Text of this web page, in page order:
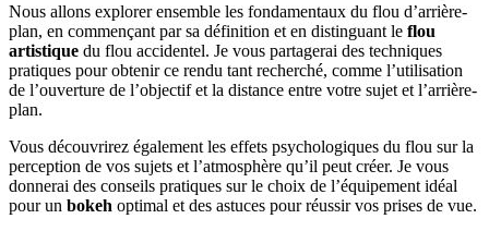
Nous allons explorer ensemble les fondamentaux du flou d’arrière-
plan, en commençant par sa définition et en distinguant le flou
artistique du flou accidentel. Je vous partagerai des techniques
pratiques pour obtenir ce rendu tant recherché, comme l’utilisation
de l’ouverture de l’objectif et la distance entre votre sujet et l’arrière-
plan.
Vous découvrirez également les effets psychologiques du flou sur la
perception de vos sujets et l’atmosphère qu’il peut créer. Je vous
donnerai des conseils pratiques sur le choix de l’équipement idéal
pour un bokeh optimal et des astuces pour réussir vos prises de vue.